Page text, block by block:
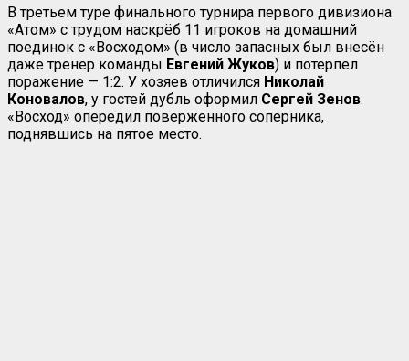
В третьем туре финального турнира первого дивизиона
«Атом» с трудом наскрёб 11 игроков на домашний
поединок с «Восходом» (в число запасных был внесён
даже тренер команды Евгений Жуков) и потерпел
поражение — 1:2. У хозяев отличился Николай
Коновалов, у гостей дубль оформил Сергей Зенов.
«Восход» опередил поверженного соперника,
поднявшись на пятое место.